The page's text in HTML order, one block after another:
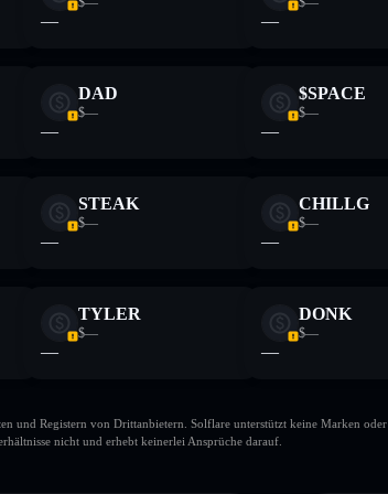
— —
DAD
$—
—
$SPACE
$—
—
STEAK
$—
—
CHILLG
$—
—
TYLER
$—
—
DONK
$—
—
und Registern von Drittanbietern. Solflare unterstützt keine Marken oder
nicht und erhebt keinerlei Ansprüche darauf.